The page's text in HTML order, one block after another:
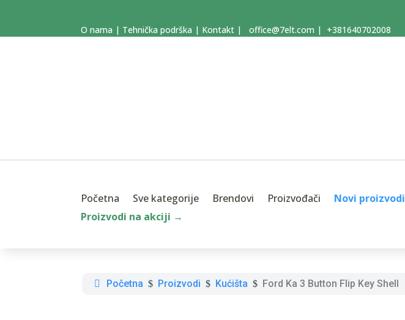
O nama | Tehnička podrška | Kontakt | office@7elt.com | +381640702008
Početna Sve kategorije Brendovi Proizvođači
Novi proizvodi
Proizvodi na akciji →
Početna $ Proizvodi $ Kućišta $ Ford Ka 3 Button Flip Key Shell